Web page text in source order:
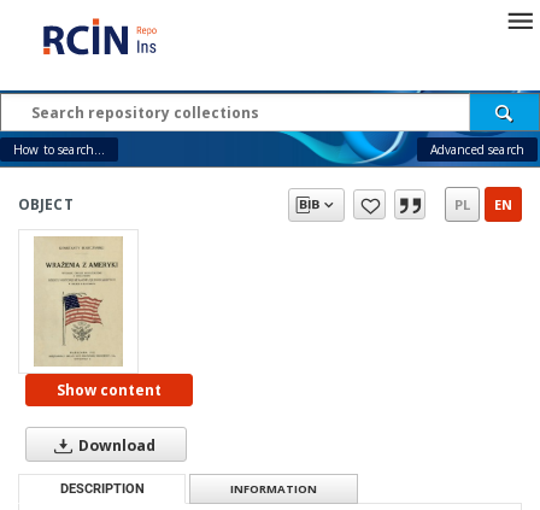
How to search... Advanced search
OBJECT PL EN
Show content
Download
DESCRIPTION INFORMATION